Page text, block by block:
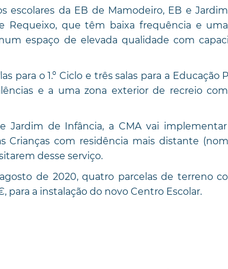
escolares da EB de Mamodeiro, EB e
Requeixo, que têm baixa frequência e
espaço de elevada qualidade com
para o 1.º Ciclo e três salas para a Educação
e a uma zona exterior de recreio
Jardim de Infância, a CMA vai
Crianças com residência mais distante
desse serviço.
de 2020, quatro parcelas de terreno
para a instalação do novo Centro Escolar.